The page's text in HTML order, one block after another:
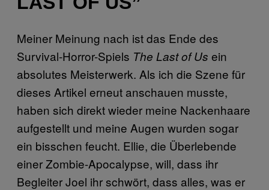
Meiner Meinung nach ist das Ende des
Survival-Horror-Spiels The Last of Us ein
absolutes Meisterwerk. Als ich die Szene für
dieses Artikel erneut anschauen musste,
haben sich direkt wieder meine Nackenhaare
aufgestellt und meine Augen wurden sogar
ein bisschen feucht. Ellie, die Überlebende
einer Zombie-Apocalypse, will, dass ihr
Begleiter Joel ihr schwört, dass alles, was er